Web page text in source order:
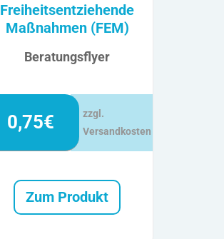
Freiheitsentziehende
Maßnahmen (FEM)
Beratungsflyer
0,75€
zzgl.
Versandkosten
Zum Produkt